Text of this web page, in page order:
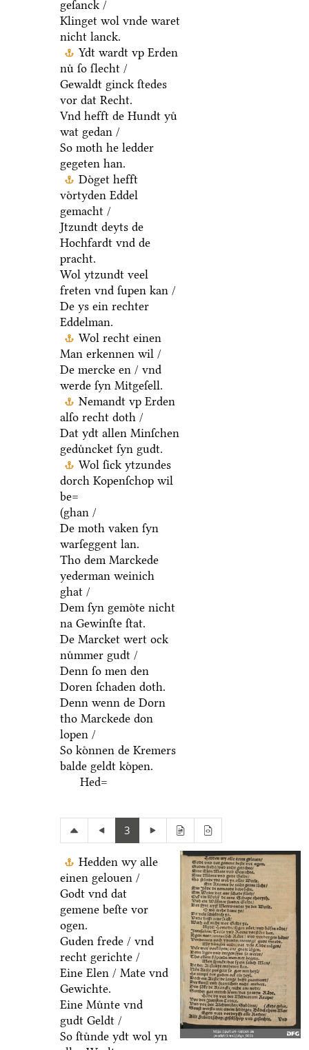
geſanck /
Klinget wol vnde waret
nicht lanck.
Ydt wardt vp Erden
nuͤ ſo ſlecht /
Gewaldt ginck ſtedes
vor dat Recht.
Vnd hefft de Hundt yuͤ
wat gedan /
So moth he ledder
gegeten han.
Doͤget hefft
voͤrtyden Eddel
gemacht /
Jtzundt deyts de
Hochfardt vnd de
pracht.
Wol ytzundt veel
freten vnd ſupen kan /
De ys ein rechter
Eddelman.
Wol recht einen
Man erkennen wil /
De mercke en / vnd
werde ſyn Mitgeſell.
Nemandt vp Erden
alſo recht doth /
Dat ydt allen Minſchen
geduͤncket ſyn gudt.
Wol ſick ytzundes
dorch Kopenſchop wil
be=
(ghan /
De moth vaken ſyn
warſeggent lan.
Tho dem Marckede
yederman weinich
ghat /
Dem ſyn gemoͤte nicht
na Gewinſte ſtat.
De Marcket wert ock
nuͤmmer gudt /
Denn ſo men den
Doren ſchaden doth.
Denn wenn de Dorn
tho Marckede don
lopen /
So koͤnnen de Kremers
balde geldt koͤpen.
Hed=
3
Hedden wy alle
einen gelouen /
Godt vnd dat
gemene beſte vor
ogen.
Guden frede / vnd
recht gerichte /
Eine Elen / Mate vnd
Gewichte.
Eine Muͤnte vnd
gudt Geldt /
So ſtuͤnde ydt wol yn